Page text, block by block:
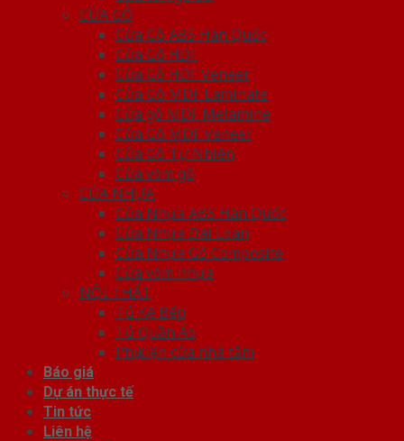
CỬA GỖ
Cửa Gỗ ABS Hàn Quốc
Cửa Gỗ HDF
Cửa Gỗ HDF Veneer
Cửa Gỗ MDF Laminate
Cửa gỗ MDF Melamine
Cửa Gỗ MDF Veneer
Cửa Gỗ Tự Nhiên
Cửa vòm gỗ
CỬA NHỰA
Cửa Nhựa ABS Hàn Quốc
Cửa Nhựa Đài Loan
Cửa Nhựa Gỗ Composite
Cửa vòm nhựa
NỘI THẤT
Tủ Kệ Bếp
Tủ Quần Áo
Phụ kiện cửa nhà tắm
Báo giá
Dự án thực tế
Tin tức
Liên hệ